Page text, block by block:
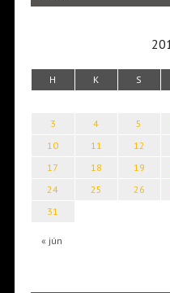
H K S
« jún
3
4 5
10
11 12
17
18 19
24
25 26
31